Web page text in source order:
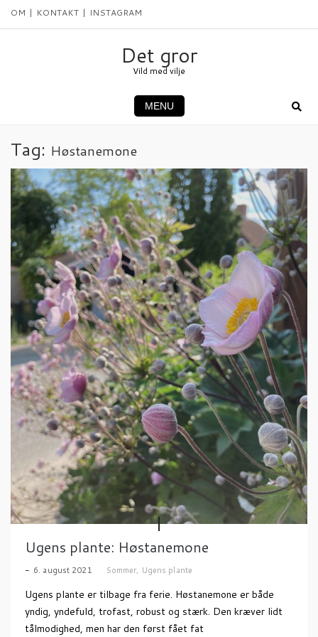
Skip
to
OM KONTAKT INSTAGRAM
Det gror
Vild med vilje
MENU
Tag: Høstanemone
Ugens plante: Høstanemone
6. august 2021 Sommer, Ugens plante
Ugens plante er tilbage fra ferie. Høstanemone er både
yndig, yndefuld, trofast, robust og stærk. Den kræver lidt
tålmodighed, men har den først fået fat